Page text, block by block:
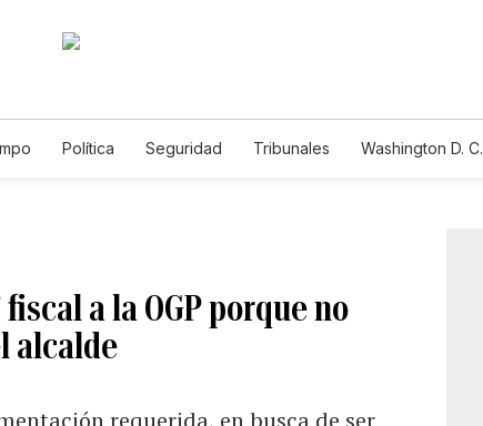
Política Seguridad Tribunales Washington D. C.
a la OGP porque no
alcalde
requerida, en busca de ser